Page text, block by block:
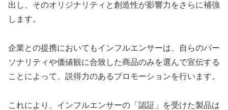
出し、そのオリジナリティと創造性が影響力をさらに補強
します。
企業との提携においてもインフルエンサーは、自らのパー
ソナリティや価値観に合致した商品のみを選んで宣伝する
ことによって、説得力のあるプロモーションを行います。
これにより、インフルエンサーの「認証」を受けた製品は